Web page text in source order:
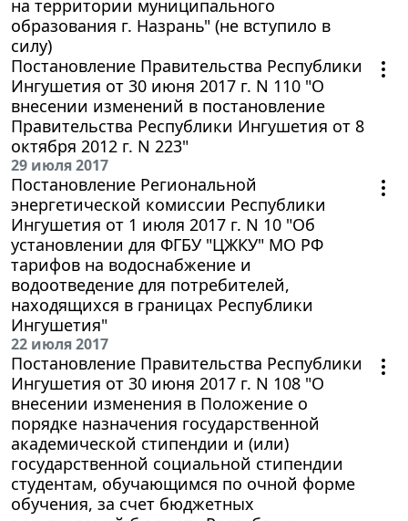
на территории муниципального
образования г. Назрань" (не вступило в
силу)
Постановление Правительства Республики
Ингушетия от 30 июня 2017 г. N 110 "О
внесении изменений в постановление
Правительства Республики Ингушетия от 8
октября 2012 г. N 223"
29 июля 2017
Постановление Региональной
энергетической комиссии Республики
Ингушетия от 1 июля 2017 г. N 10 "Об
установлении для ФГБУ "ЦЖКУ" МО РФ
тарифов на водоснабжение и
водоотведение для потребителей,
находящихся в границах Республики
Ингушетия"
22 июля 2017
Постановление Правительства Республики
Ингушетия от 30 июня 2017 г. N 108 "О
внесении изменения в Положение о
порядке назначения государственной
академической стипендии и (или)
государственной социальной стипендии
студентам, обучающимся по очной форме
обучения, за счет бюджетных